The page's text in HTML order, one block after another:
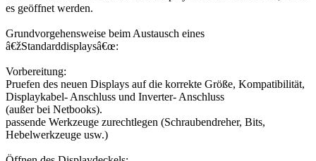
es geöffnet werden.
Grundvorgehensweise beim Austausch eines
â€žStandarddisplaysâ€œ:
Vorbereitung:
Pruefen des neuen Displays auf die korrekte Größe, Kompatibilität,
Displaykabel- Anschluss und Inverter- Anschluss
(außer bei Netbooks).
passende Werkzeuge zurechtlegen (Schraubendreher, Bits,
Hebelwerkzeuge usw.)